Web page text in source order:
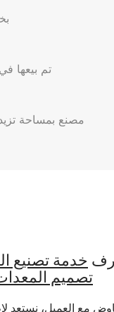
تم بيعها في 56 دولة حول العالم
مصنع بمساحة تزيد عن 5000
خدمة تصنيع
تصميم